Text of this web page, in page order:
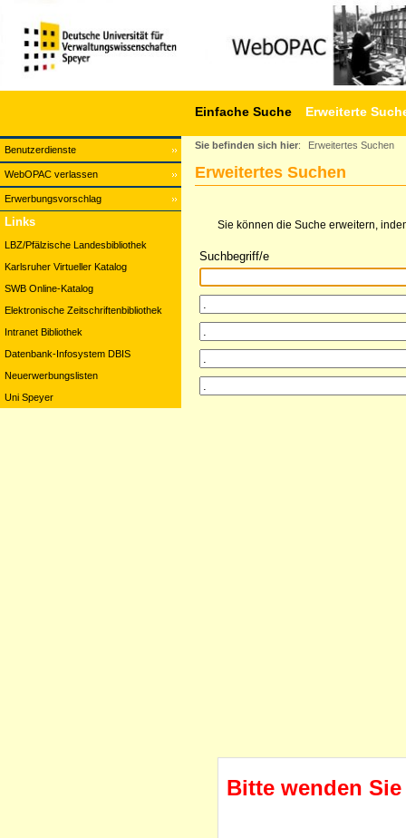
Benutzerdienste
WebOPAC verlassen
Erwerbungsvorschlag
Einfache Suche Erweiterte
Links
LBZ/Pfälzische Landesbibliothek
Karlsruher Virtueller Katalog
SWB Online-Katalog
Elektronische Zeitschriftenbibliothek
Intranet Bibliothek
Datenbank-Infosystem DBIS
Neuerwerbungslisten
Uni Speyer
Sie befinden sich hier: Erweitertes Suchen
Erweitertes Suchen
Sie können die Suche erweitern,
Suchbegriff/e
Bitte wenden